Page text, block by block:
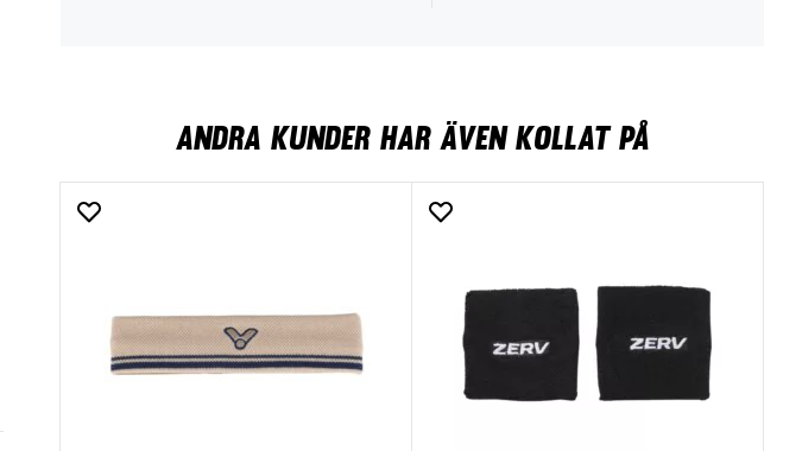
ANDRA KUNDER HAR ÄVEN KOLLAT PÅ